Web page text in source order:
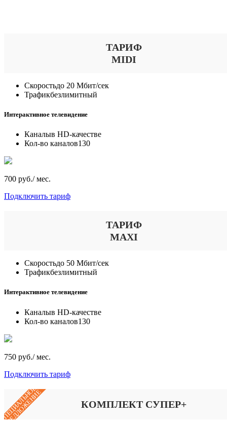
ТАРИФ
MIDI
Скоростьдо 20 Мбит/сек
Трафикбезлимитный
Интерактивное телевидение
Каналыв HD-качестве
Кол-во каналов130
700 руб./ мес.
Подключить тариф
ТАРИФ
MAXI
Скоростьдо 50 Мбит/сек
Трафикбезлимитный
Интерактивное телевидение
Каналыв HD-качестве
Кол-во каналов130
750 руб./ мес.
Подключить тариф
ПРЕДЛОЖЕНИЕ КОМПЛЕКТ СУПЕР+